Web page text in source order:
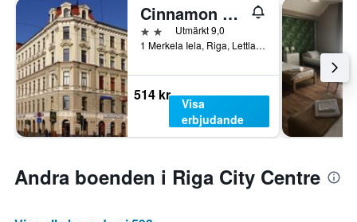
Cinnamon Sally Backpackers Hostel
2 stjärnorUtmärkt 9,0
1 Merkela Iela, Riga, Lettland
514 kr
Visa
erbjudande
Andra boenden i Riga City Centre